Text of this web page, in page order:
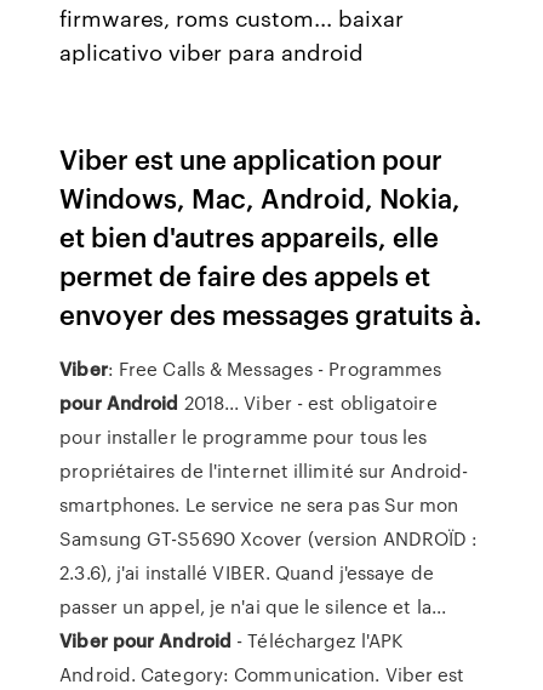
firmwares, roms custom... baixar
aplicativo viber para android
Viber est une application pour
Windows, Mac, Android, Nokia,
et bien d'autres appareils, elle
permet de faire des appels et
envoyer des messages gratuits à.
Viber: Free Calls & Messages - Programmes
pour Android 2018... Viber - est obligatoire
pour installer le programme pour tous les
propriétaires de l'internet illimité sur Android-
smartphones. Le service ne sera pas Sur mon
Samsung GT-S5690 Xcover (version ANDROÏD :
2.3.6), j'ai installé VIBER. Quand j'essaye de
passer un appel, je n'ai que le silence et la...
Viber pour Android - Téléchargez l'APK
Android. Category: Communication. Viber est